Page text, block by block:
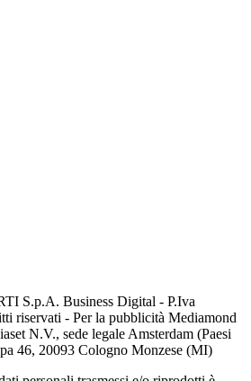
S.p.A. Business Digital - P.Iva
riservati - Per la pubblicità Mediamond
N.V., sede legale Amsterdam (Paesi
46, 20093 Cologno Monzese (MI)